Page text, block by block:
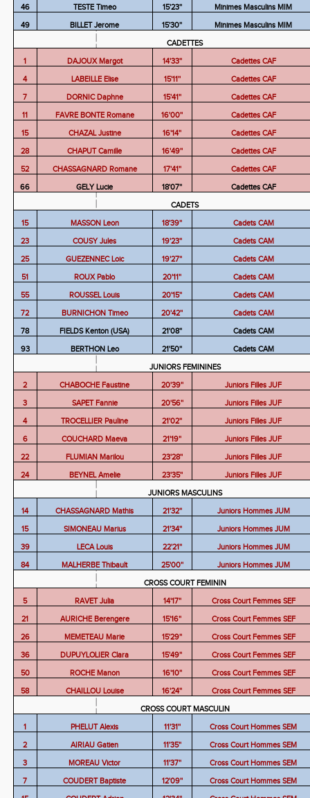
46 TESTE Timeo 15'23'' Minimes Masculins MIM
49 BILLET Jerome 15'30'' Minimes Masculins MIM
CADETTES
1 DAJOUX Margot 14'33'' Cadettes CAF
4 LABEILLE Elise 15'11'' Cadettes CAF
7 DORNIC Daphne 15'41'' Cadettes CAF
11 FAVRE BONTE Romane 16'00'' Cadettes CAF
15 CHAZAL Justine 16'14'' Cadettes CAF
28 CHAPUT Camille 16'49'' Cadettes CAF
52 CHASSAGNARD Romane 17'41'' Cadettes CAF
66 GELY Lucie 18'07'' Cadettes CAF
CADETS
15 MASSON Leon 18'39'' Cadets CAM
23 COUSY Jules 19'23'' Cadets CAM
25 GUEZENNEC Loic 19'27'' Cadets CAM
51 ROUX Pablo 20'11'' Cadets CAM
55 ROUSSEL Louis 20'15'' Cadets CAM
72 BURNICHON Timeo 20'42'' Cadets CAM
78 FIELDS Kenton (USA) 21'08'' Cadets CAM
93 BERTHON Leo 21'50'' Cadets CAM
JUNIORS FEMININES
2 CHABOCHE Faustine 20'39'' Juniors Filles JUF
3 SAPET Fannie 20'56'' Juniors Filles JUF
4 TROCELLIER Pauline 21'02'' Juniors Filles JUF
6 COUCHARD Maeva 21'19'' Juniors Filles JUF
22 FLUMIAN Marilou 23'28'' Juniors Filles JUF
24 BEYNEL Amelie 23'35'' Juniors Filles JUF
JUNIORS MASCULINS
14 CHASSAGNARD Mathis 21'32'' Juniors Hommes JUM
15 SIMONEAU Marius 21'34'' Juniors Hommes JUM
39 LECA Louis 22'21'' Juniors Hommes JUM
84 MALHERBE Thibault 25'00'' Juniors Hommes JUM
CROSS COURT FEMININ
5 RAVET Julia 14'17'' Cross Court Femmes SEF
21 AURICHE Berengere 15'16'' Cross Court Femmes SEF
26 MEMETEAU Marie 15'29'' Cross Court Femmes SEF
36 DUPUYLOLIER Clara 15'49'' Cross Court Femmes SEF
50 ROCHE Manon 16'10'' Cross Court Femmes SEF
58 CHAILLOU Louise 16'24'' Cross Court Femmes SEF
CROSS COURT MASCULIN
1 PHELUT Alexis 11'31'' Cross Court Hommes SEM
2 AIRIAU Gatien 11'35'' Cross Court Hommes SEM
3 MOREAU Victor 11'37'' Cross Court Hommes SEM
7 COUDERT Baptiste 12'09'' Cross Court Hommes SEM